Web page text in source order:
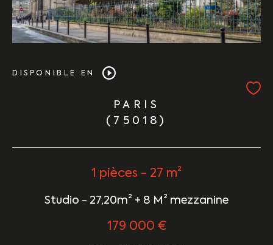
DISPONIBLE EN
PARIS
(75018)
1 pièces - 27 m²
Studio - 27,20m² + 8 M² mezzanine
179 000 €